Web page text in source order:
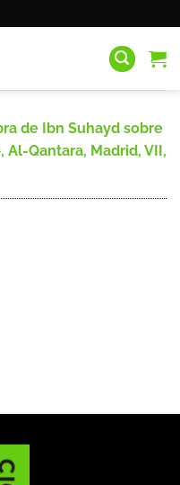
de Ibn Suhayd sobre
Qantara, Madrid, VII,